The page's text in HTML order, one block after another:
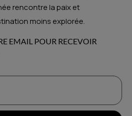
rencontre la paix et
moins explorée.
EMAIL POUR RECEVOIR